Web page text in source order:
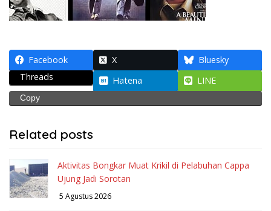
Facebook X
Bluesky
Threads
Hatena LINE
Copy
Related posts
Aktivitas Bongkar Muat Krikil di Pelabuhan Cappa
Ujung Jadi Sorotan
5 Agustus 2026